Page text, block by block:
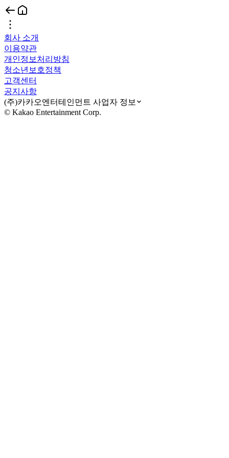
회사 소개
이용약관
개인정보처리방침
청소년보호정책
고객센터
공지사항
(주)카카오엔터테인먼트 사업자 정보
© Kakao Entertainment Corp.